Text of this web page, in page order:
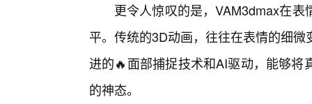
更令人惊叹的是，VAM3dmax在
平。传统的3D动画，往往在表情的细
进的🔥面部捕捉技术和AI驱动，能够
的神态。